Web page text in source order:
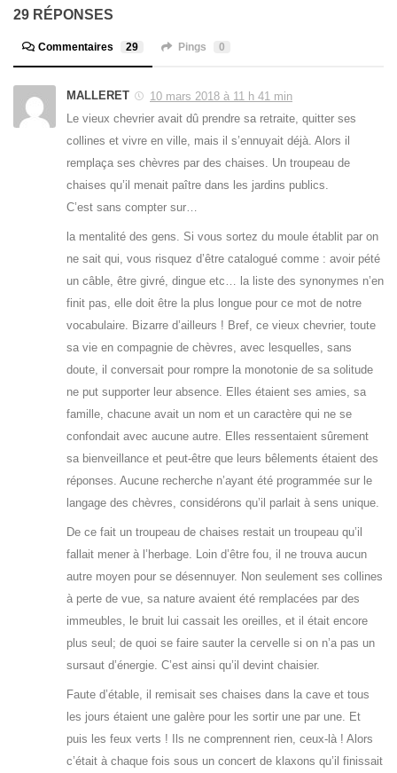
29 RÉPONSES
Commentaires 29 Pings 0
MALLERET
10 mars 2018 à 11 h 41 min
Le vieux chevrier avait dû prendre sa retraite, quitter ses
collines et vivre en ville, mais il s’ennuyait déjà. Alors il
remplaça ses chèvres par des chaises. Un troupeau de
chaises qu’il menait paître dans les jardins publics.
C’est sans compter sur…
la mentalité des gens. Si vous sortez du moule établit par on
ne sait qui, vous risquez d’être catalogué comme : avoir pété
un câble, être givré, dingue etc… la liste des synonymes n’en
finit pas, elle doit être la plus longue pour ce mot de notre
vocabulaire. Bizarre d’ailleurs ! Bref, ce vieux chevrier, toute
sa vie en compagnie de chèvres, avec lesquelles, sans
doute, il conversait pour rompre la monotonie de sa solitude
ne put supporter leur absence. Elles étaient ses amies, sa
famille, chacune avait un nom et un caractère qui ne se
confondait avec aucune autre. Elles ressentaient sûrement
sa bienveillance et peut-être que leurs bêlements étaient des
réponses. Aucune recherche n’ayant été programmée sur le
langage des chèvres, considérons qu’il parlait à sens unique.
De ce fait un troupeau de chaises restait un troupeau qu’il
fallait mener à l’herbage. Loin d’être fou, il ne trouva aucun
autre moyen pour se désennuyer. Non seulement ses collines
à perte de vue, sa nature avaient été remplacées par des
immeubles, le bruit lui cassait les oreilles, et il était encore
plus seul; de quoi se faire sauter la cervelle si on n’a pas un
sursaut d’énergie. C’est ainsi qu’il devint chaisier.
Faute d’étable, il remisait ses chaises dans la cave et tous
les jours étaient une galère pour les sortir une par une. Et
puis les feux verts ! Ils ne comprennent rien, ceux-là ! Alors
c’était à chaque fois sous un concert de klaxons qu’il finissait